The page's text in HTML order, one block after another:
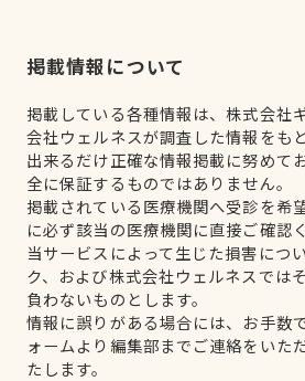
掲載情報について
掲載している各種情報は、株式会社
会社ウェルネスが調査した情報をも
出来るだけ正確な情報掲載に努めて
全に保証するものではありません。
掲載されている医療機関へ受診を希
に必ず該当の医療機関に直接ご確認
当サービスによって生じた損害につ
ク、および株式会社ウェルネスでは
負わないものとします。
情報に誤りがある場合には、お手数
ォームより編集部までご連絡をいた
たします。